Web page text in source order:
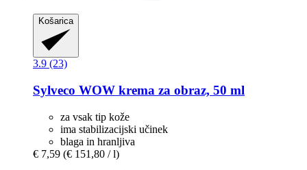
Košarica
3.9 (23)
Sylveco WOW krema za obraz, 50 ml
za vsak tip kože
ima stabilizacijski učinek
blaga in hranljiva
€ 7,59 (€ 151,80 / l)